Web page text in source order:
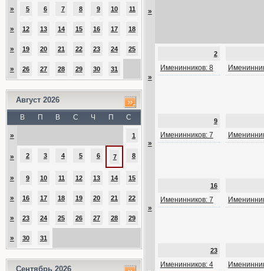
» 5 6 7 8 9 10 11
» 12 13 14 15 16 17 18
» 19 20 21 22 23 24 25
» 26 27 28 29 30 31
Август 2026
В П В С Ч П С
» 1
» 2 3 4 5 6 7 8
» 9 10 11 12 13 14 15
» 16 17 18 19 20 21 22
» 23 24 25 26 27 28 29
» 30 31
Сентябрь 2026
»
»
2
Именинников: 8
»
9
Именинников: 7
»
16
Именинников: 7
23
Именинников: 4